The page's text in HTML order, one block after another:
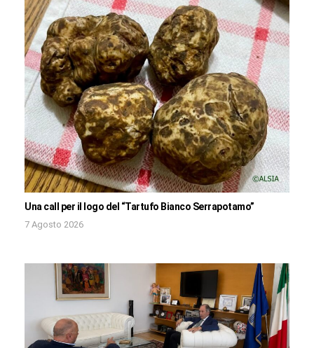
Una call per il logo del “Tartufo Bianco Serrapotamo”
7 Agosto 2026